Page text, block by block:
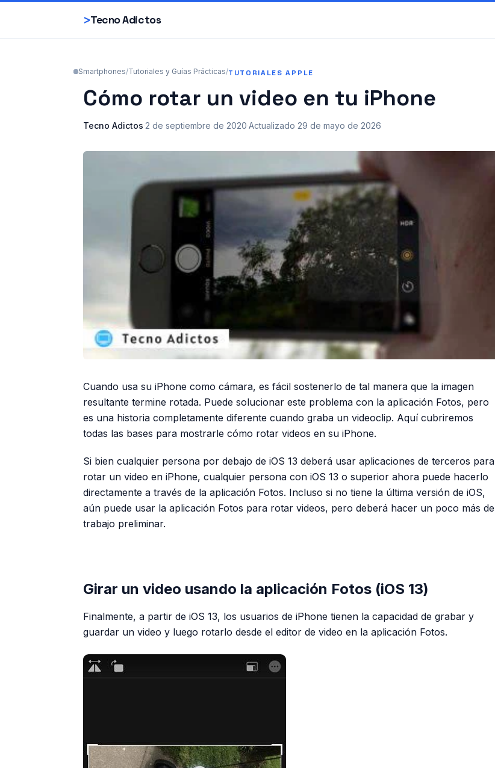
>Tecno Adictos
Smartphones/Tutoriales y Guías Prácticas/TUTORIALES APPLE
Cómo rotar un video en tu iPhone
Tecno Adictos·2 de septiembre de 2020·Actualizado 29 de mayo de 2026
Cuando usa su iPhone como cámara, es fácil sostenerlo de tal manera que la imagen
resultante termine rotada. Puede solucionar este problema con la aplicación Fotos, pero
es una historia completamente diferente cuando graba un videoclip. Aquí cubriremos
todas las bases para mostrarle cómo rotar videos en su iPhone.
Si bien cualquier persona por debajo de iOS 13 deberá usar aplicaciones de terceros para
rotar un video en iPhone, cualquier persona con iOS 13 o superior ahora puede hacerlo
directamente a través de la aplicación Fotos. Incluso si no tiene la última versión de iOS,
aún puede usar la aplicación Fotos para rotar videos, pero deberá hacer un poco más de
trabajo preliminar.
Girar un video usando la aplicación Fotos (iOS 13)
Finalmente, a partir de iOS 13, los usuarios de iPhone tienen la capacidad de grabar y
guardar un video y luego rotarlo desde el editor de video en la aplicación Fotos.